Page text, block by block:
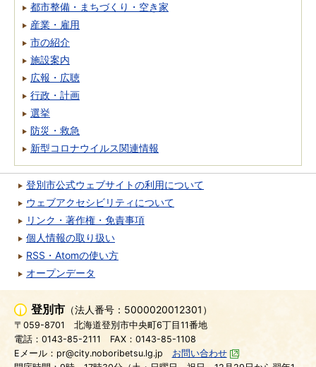
都市整備・まちづくり・空き家
産業・雇用
市の紹介
施設案内
広報・広聴
行政・計画
選挙
防災・救急
新型コロナウイルス関連情報
登別市公式ウェブサイトの利用について
ウェブアクセシビリティについて
リンク・著作権・免責事項
個人情報の取り扱い
RSS・Atomの使い方
オープンデータ
登別市 （法人番号：5000020012301）
〒059-8701
北海道登別市中央町6丁目11番地
電話：0143-85-2111
FAX：0143-85-1108
Eメール：pr@city.noboribetsu.lg.jp
お問い合わせ